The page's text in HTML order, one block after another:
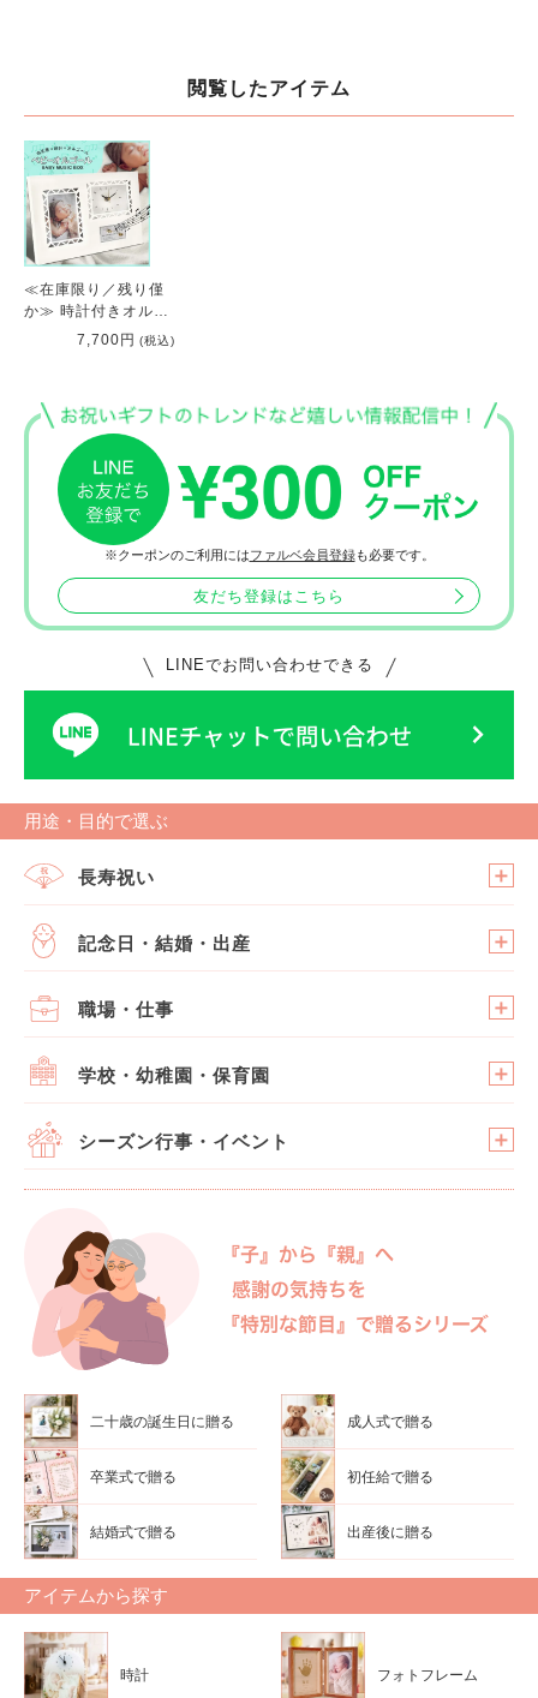
閲覧したアイテム
≪在庫限り／残り僅
か≫ 時計付きオルゴ
ール命名書「ベビー
7,700円 (税込)
※クーポンのご利用にはファルベ会員登録も必要です。
友だち登録はこちら
LINEでお問い合わせできる
用途・目的で選ぶ
長寿祝い
記念日・結婚・出産
職場・仕事
学校・幼稚園・保育園
シーズン行事・イベント
二十歳の誕生日に贈る 成人式で贈る
卒業式で贈る 初任給で贈る
結婚式で贈る 出産後に贈る
アイテムから探す
時計 フォトフレーム